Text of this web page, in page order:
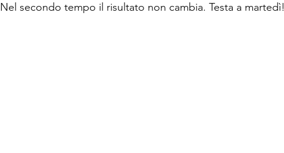
Nel secondo tempo il risultato non cambia. Testa a martedì!